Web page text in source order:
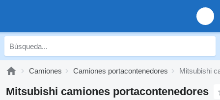
Camiones Camiones portacontenedores Mitsubishi
Mitsubishi camiones portacontenedores